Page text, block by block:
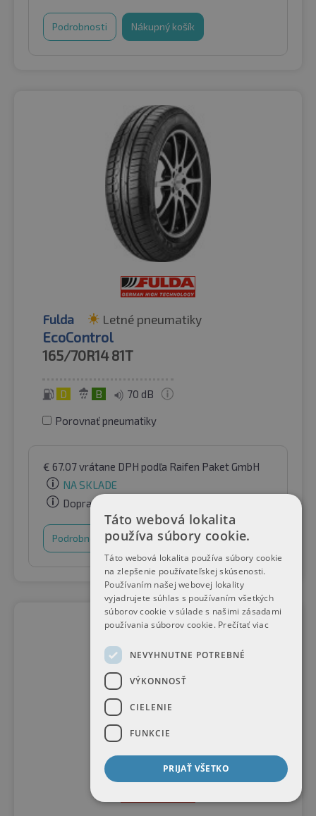
Podrobnosti Nákupný košík
Fulda Letné pneumatiky
EcoControl
165/70R14 81T
D B 70 dB
Porovnať pneumatiky
€ 67.07vrátane DPH podľa Raifen Paket GmbH
NA SKLADE
Doprava zadarmo
Podrobnosti Nákupný košík
Táto webová lokalita
používa súbory cookie.
Táto webová lokalita používa súbory cookie
na zlepšenie používateľskej skúsenosti.
Používaním našej webovej lokality
vyjadrujete súhlas s používaním všetkých
súborov cookie v súlade s našimi zásadami
používania súborov cookie. Prečítať viac
NEVYHNUTNE POTREBNÉ
VÝKONNOSŤ
CIELENIE
FUNKCIE
PRIJAŤ VŠETKO